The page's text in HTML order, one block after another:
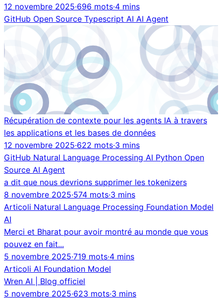
12 novembre 2025·696 mots·4 mins
GitHub Open Source Typescript AI AI Agent
Récupération de contexte pour les agents IA à travers
les applications et les bases de données
12 novembre 2025·622 mots·3 mins
GitHub Natural Language Processing AI Python Open
Source AI Agent
a dit que nous devrions supprimer les tokenizers
8 novembre 2025·574 mots·3 mins
Articoli Natural Language Processing Foundation Model
AI
Merci et Bharat pour avoir montré au monde que vous
pouvez en fait...
5 novembre 2025·719 mots·4 mins
Articoli AI Foundation Model
Wren AI | Blog officiel
5 novembre 2025·623 mots·3 mins